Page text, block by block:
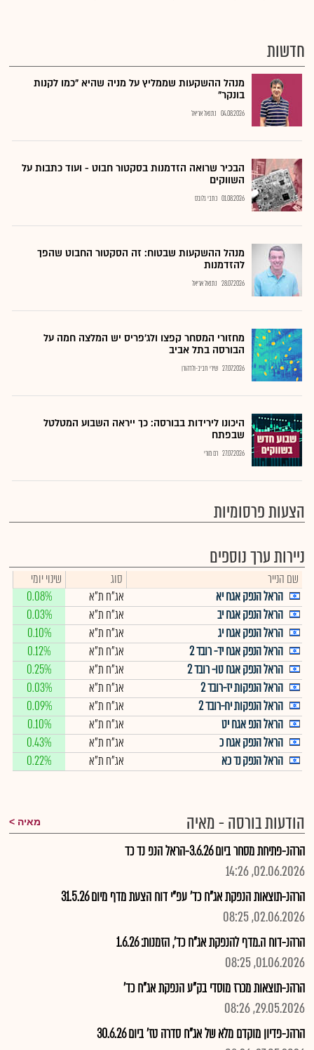
חדשות
מנהל ההשקעות שממליץ על מניה שהיא "כמו לקנות
בונקר"
04.08.2026 נתנאל אריאל
הבכיר שרואה הזדמנות בסקטור חבוט - ועוד כתבות על
השווקים
01.08.2026 כתבי גלובס
מנהל ההשקעות שבטוח: זה הסקטור החבוט שהפך
להזדמנות
28.07.2026 נתנאל אריאל
מחזורי המסחר קפצו ולג'פריס יש המלצה חמה על
הבורסה בתל אביב
27.07.2026 שירי חביב-ולדהורן
היכונו לירידות בבורסה: כך ייראה השבוע המטלטל
שבפתח
27.07.2026 רם מורי
הצעות פרסומיות
ניירות ערך נוספים
שם הנייר סוג
שינוי יומי
הראל הנפק אגח יא
אג"ח ת"א
0.08%
הראל הנפק אגח יב
אג"ח ת"א
0.03%
הראל הנפק אגח יג
אג"ח ת"א
0.10%
הראל הנפק אגח יד- רובד 2
אג"ח ת"א
0.12%
הראל הנפק אגח טו- רובד 2
אג"ח ת"א
0.25%
הראל הנפקות יז-רובד 2
אג"ח ת"א
0.03%
הראל הנפקות יח-רובד 2
אג"ח ת"א
0.09%
הראל הנפ אגח יט
אג"ח ת"א
0.10%
הראל הנפק אגח כ
אג"ח ת"א
0.43%
הראל הנפק נד כא
אג"ח ת"א 0.22%
הודעות בורסה - מאיה מאיה
הרהנ-פתיחת מסחר ביום 3.6.26-הראל הנפ נד כד
02.06.2026, 14:26
הרהנ-תוצאות הנפקת אג"ח כד' עפ"י דוח הצעת מדף מיום 31.5.26
02.06.2026, 08:25
הרהנ-דוח ה.מדף להנפקת אג"ח כד', הזמנות: 1.6.26
01.06.2026, 08:25
הרהנ-תוצאות מכרז מוסדי בק"ע הנפקת אג"ח כד'
29.05.2026, 08:26
הרהנ-פדיון מוקדם מלא של אג"ח סדרה טז' ביום 30.6.26